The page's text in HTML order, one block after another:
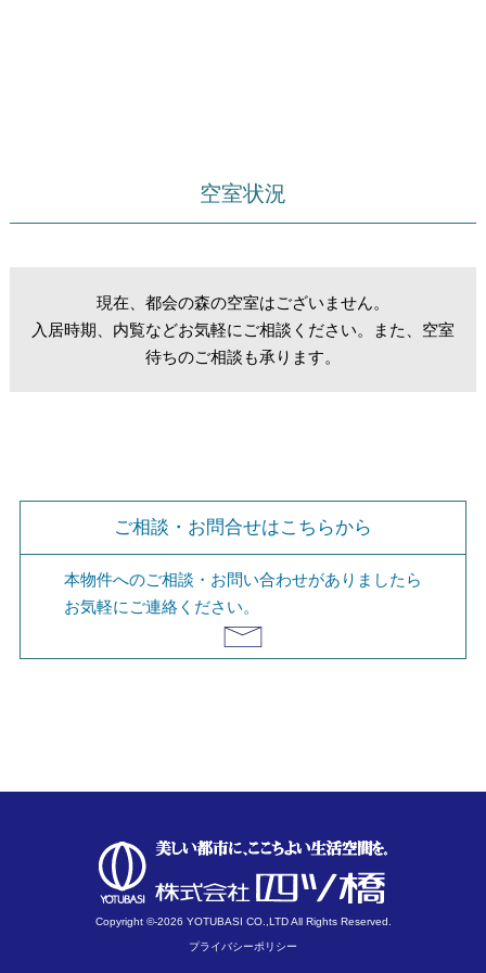
空室状況
現在、都会の森の空室はございません。
入居時期、内覧などお気軽にご相談ください。また、空室
待ちのご相談も承ります。
ご相談・お問合せはこちらから
本物件へのご相談・お問い合わせがありましたら
お気軽にご連絡ください。
Copyright ©-2026 YOTUBASI CO.,LTD All Rights Reserved.
プライバシーポリシー